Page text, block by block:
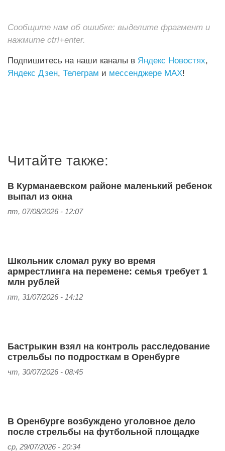
Сообщите нам об ошибке: выделите фрагмент и
нажмите ctrl+enter.
Подпишитесь на наши каналы в Яндекс Новостях,
Яндекс Дзен, Телеграм и мессенджере MAX!
Читайте также:
В Курманаевском районе маленький ребенок
выпал из окна
пт, 07/08/2026 - 12:07
Школьник сломал руку во время
армрестлинга на перемене: семья требует 1
млн рублей
пт, 31/07/2026 - 14:12
Бастрыкин взял на контроль расследование
стрельбы по подросткам в Оренбурге
чт, 30/07/2026 - 08:45
В Оренбурге возбуждено уголовное дело
после стрельбы на футбольной площадке
ср, 29/07/2026 - 20:34